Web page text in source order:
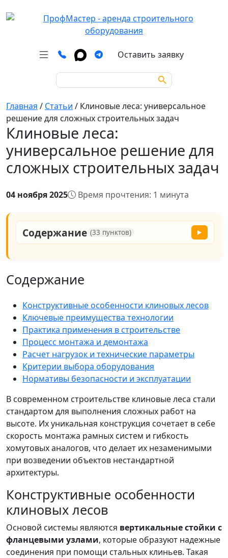
Search
for:
Search Button
Оставить заявку
Главная / Статьи / Клиновые леса: универсальное
решение для сложных строительных задач
Клиновые леса:
универсальное решение для
сложных строительных задач
04 ноября 2025 Время прочтения: 1 минута
Содержание (33 пунктов) ▶
Содержание
Конструктивные особенности клиновых лесов
Ключевые преимущества технологии
Практика применения в строительстве
Процесс монтажа и демонтажа
Расчет нагрузок и технические параметры
Критерии выбора оборудования
Нормативы безопасности и эксплуатации
В современном строительстве клиновые леса стали
стандартом для выполнения сложных работ на
высоте. Их уникальная конструкция сочетает в себе
скорость монтажа рамных систем и гибкость
хомутовых аналогов, что делает их незаменимыми
при возведении объектов нестандартной
архитектуры.
Конструктивные особенности
клиновых лесов
Основой системы являются вертикальные стойки с
фланцевыми узлами, которые образуют надежные
соединения при помощи стальных клиньев. Такая